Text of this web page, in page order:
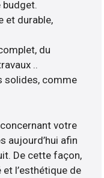
budget.
et durable,
du
..
solides, comme
votre
aujourd’hui afin
De cette façon,
l’esthétique de